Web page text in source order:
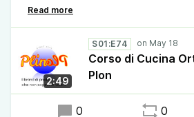
si cucina ortodontica
Sapevi che secondo alcuni
mangiare fa bene un casino?.
🔔Condividi il podcast Plin
prodotti e servizi che non
2:49
S01:E74
Corso di Cucina
Plon
0 0